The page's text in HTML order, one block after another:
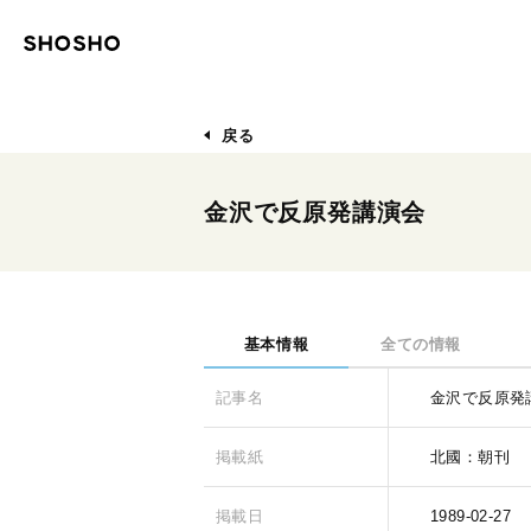
戻る
金沢で反原発講演会
基本情報 全ての情報
記事名 金沢で反原発
掲載紙 北國：朝刊
掲載日 1989-02-27